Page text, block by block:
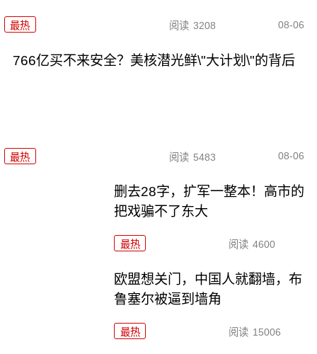
最热 阅读 3208 08-06
766亿买不来安全？美核潜光鲜\"大计划\"的背后
最热 阅读 5483 08-06
删去28字，扩军一整本！高市的
把戏骗不了东大
最热 阅读 4600
欧盟想关门，中国人就翻墙，布
鲁塞尔被逼到墙角
最热 阅读 15006